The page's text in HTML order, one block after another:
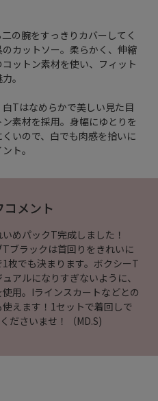
の腕をすっきりカバーしてく
カットソー。柔らかく、伸縮
ットン素材を使い、フィット
。
Tはなめらかで美しい見た目
素材を採用。身幅にゆとりを
いので、白でも肉感を拾いに
ト。
コメント
めパックT完成しました！
ブラックは首回りをきれいに
枚でも決まります。ボクシーT
アルになりすぎないように、
用。Iラインスカートなどとの
えます！1セットで着回しで
ださいませ！（MD.S)